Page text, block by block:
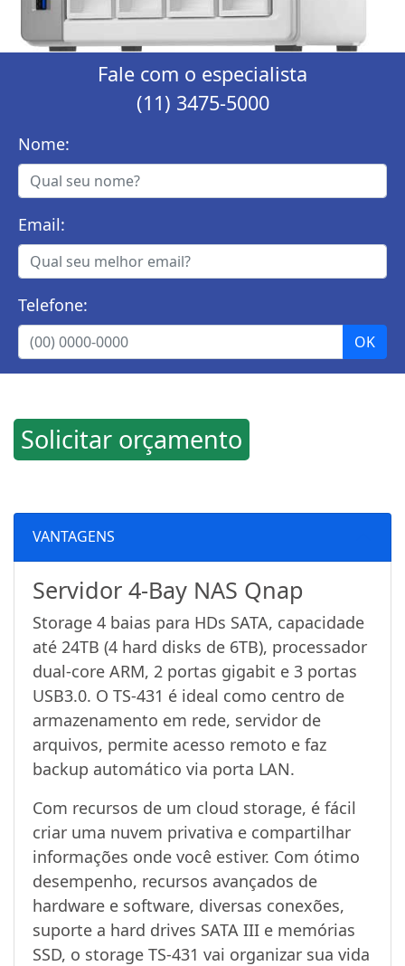
Fale com o especialista
(11) 3475-5000
Nome:
Email:
Telefone:
Solicitar orçamento
VANTAGENS
Servidor 4-Bay NAS Qnap
Storage 4 baias para HDs SATA, capacidade
até 24TB (4 hard disks de 6TB), processador
dual-core ARM, 2 portas gigabit e 3 portas
USB3.0. O TS-431 é ideal como centro de
armazenamento em rede, servidor de
arquivos, permite acesso remoto e faz
backup automático via porta LAN.
Com recursos de um cloud storage, é fácil
criar uma nuvem privativa e compartilhar
informações onde você estiver. Com ótimo
desempenho, recursos avançados de
hardware e software, diversas conexões,
suporte a hard drives SATA III e memórias
SSD, o storage TS-431 vai organizar sua vida